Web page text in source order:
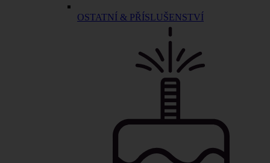
OSTATNÍ & PŘÍSLUŠENSTVÍ